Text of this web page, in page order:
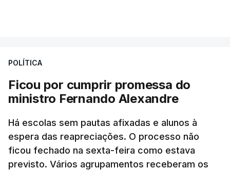
POLÍTICA
Ficou por cumprir promessa do
ministro Fernando Alexandre
Há escolas sem pautas afixadas e alunos à
espera das reapreciações. O processo não
ficou fechado na sexta-feira como estava
previsto. Vários agrupamentos receberam os